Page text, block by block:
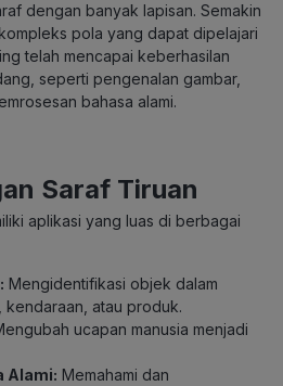
dengan banyak lapisan. Semakin
pola yang dapat dipelajari
telah mencapai keberhasilan
seperti pengenalan gambar,
bahasa alami.
Saraf Tiruan
aplikasi yang luas di berbagai
Mengidentifikasi objek dalam
kendaraan, atau produk.
ucapan manusia menjadi
Alami: Memahami dan